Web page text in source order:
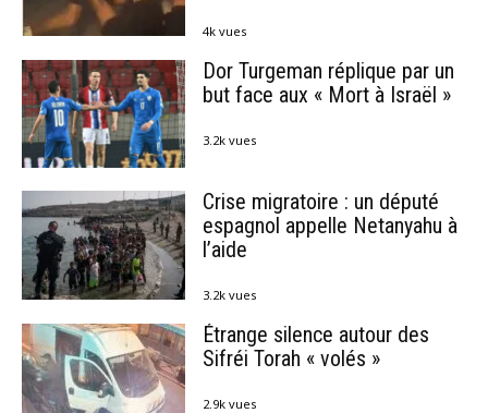
4k vues
Dor Turgeman réplique par un
but face aux « Mort à Israël »
3.2k vues
Crise migratoire : un député
espagnol appelle Netanyahu à
l’aide
3.2k vues
Étrange silence autour des
Sifréi Torah « volés »
2.9k vues